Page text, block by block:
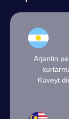
Arjantin
Kuveyt